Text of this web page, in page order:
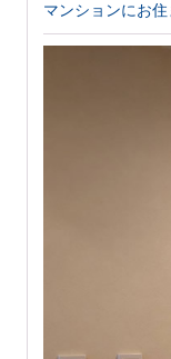
マンションにお